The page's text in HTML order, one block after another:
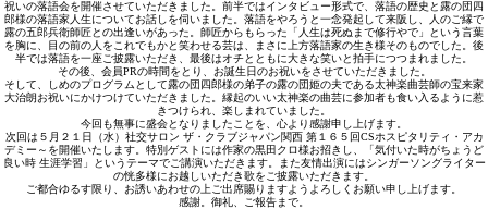
祝いの落語会を開催させていただきました。前半ではインタビュー形式で、落語の歴史と露の団四
郎様の落語家人生についてお話しを伺いました。落語をやろうと一念発起して来阪し、人のご縁で
露の五郎兵衛師匠との出逢いがあった。師匠からもらった「人生は死ぬまで修行やで」という言葉
を胸に、目の前の人をこれでもかと笑わせる芸は、まさに上方落語家の生き様そのものでした。後
半では落語を一座ご披露いただき、最後はオチとともに大きな笑いと拍手につつまれました。
その後、会員PRの時間をとり、お誕生日のお祝いをさせていただきました。
そして、しめのプログラムとして露の団四郎様の弟子の露の団姫の夫である太神楽曲芸師の宝来家
大治朗お祝いにかけつけていただきました。縁起のいい太神楽の曲芸に参加者も食い入るように惹
きつけられ、楽しまれていました。
今回も無事に盛会となりましたことを、心より感謝申し上げます。
次回は５月２１日（水）社交サロン ザ・クラブジャパン関西 第１６５回CSホスピタリティ・アカ
デミー～を開催いたします。特別ゲストには作家の黒田クロ様お招きし、「気付いた時がちょうど
良い時 生涯学習」というテーマでご講演いただきます。また友情出演にはシンガーソングライター
の恍多様にお越しいただき歌をご披露いただきます。
ご都合ゆるす限り、お誘いあわせの上ご出席賜りますようよろしくお願い申し上げます。
感謝。御礼、ご報告まで。